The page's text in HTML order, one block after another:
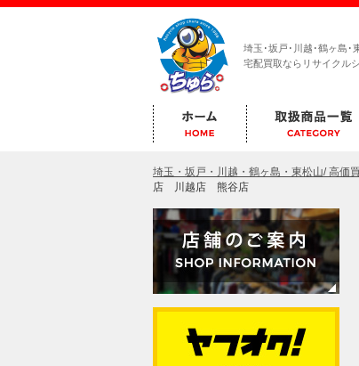
埼玉･坂戸･川越･鶴ヶ島･
宅配買取ならリサイクル
埼玉・坂戸・川越・鶴ヶ島・東松山/ 高
店 川越店 熊谷店